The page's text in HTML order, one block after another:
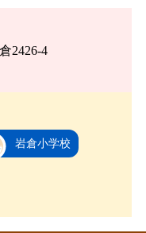
2426-4
岩倉小学校